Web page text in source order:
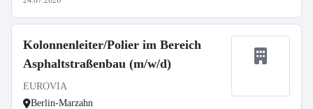
Kolonnenleiter/Polier im Bereich
Asphaltstraßenbau (m/w/d)
EUROVIA
Berlin-Marzahn